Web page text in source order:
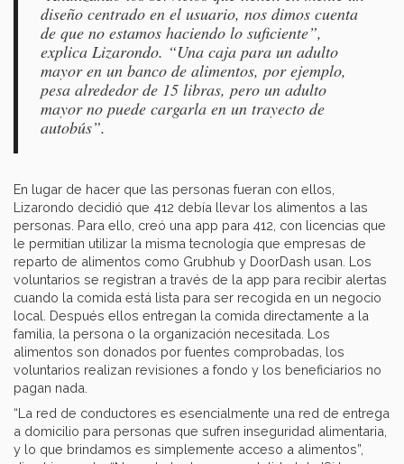
diseño centrado en el usuario, nos dimos cuenta
de que no estamos haciendo lo suficiente”,
explica Lizarondo. “Una caja para un adulto
mayor en un banco de alimentos, por ejemplo,
pesa alrededor de 15 libras, pero un adulto
mayor no puede cargarla en un trayecto de
autobús”.
En lugar de hacer que las personas fueran con ellos,
Lizarondo decidió que 412 debía llevar los alimentos a las
personas. Para ello, creó una app para 412, con licencias que
le permitían utilizar la misma tecnología que empresas de
reparto de alimentos como Grubhub y DoorDash usan. Los
voluntarios se registran a través de la app para recibir alertas
cuando la comida está lista para ser recogida en un negocio
local. Después ellos entregan la comida directamente a la
familia, la persona o la organización necesitada. Los
alimentos son donados por fuentes comprobadas, los
voluntarios realizan revisiones a fondo y los beneficiarios no
pagan nada.
“La red de conductores es esencialmente una red de entrega
a domicilio para personas que sufren inseguridad alimentaria,
y lo que brindamos es simplemente acceso a alimentos”,